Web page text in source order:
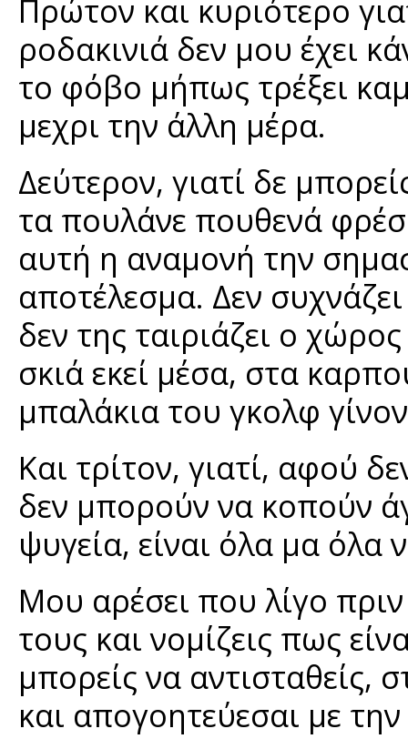
Πρώτον και κυριότερο
ροδακινιά δεν μου έχει
το φόβο μήπως τρέξει
μεχρι την άλλη μέρα.
Δεύτερον, γιατί δε
τα πουλάνε πουθενά
αυτή η αναμονή την
αποτέλεσμα. Δεν
δεν της ταιριάζει ο
σκιά εκεί μέσα, στα
μπαλάκια του γκολφ
Και τρίτον, γιατί, αφού
δεν μπορούν να κοπούν
ψυγεία, είναι όλα μα όλα
Μου αρέσει που λίγο
τους και νομίζεις πως
μπορείς να αντισταθείς,
και απογοητεύεσαι με